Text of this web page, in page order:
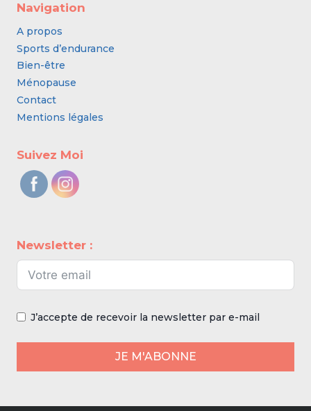
Navigation
A propos
Sports d’endurance
Bien-être
Ménopause
Contact
Mentions légales
Suivez Moi
Newsletter :
J’accepte de recevoir la newsletter par e-mail
JE M'ABONNE